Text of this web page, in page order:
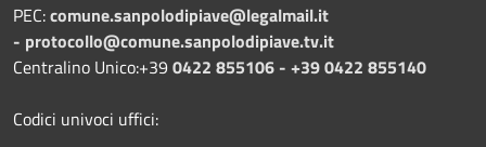
PEC:comune.sanpolodipiave@legalmail.it
- protocollo@comune.sanpolodipiave.tv.it
Centralino Unico:+39 0422 855106 - +39 0422 855140
Codici univoci uffici: